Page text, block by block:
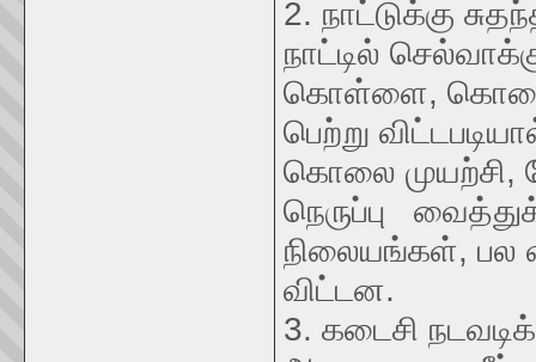
2. நாட்டுக்கு
நாட்டில்
கொள்ளை,
பெற்று
கொலை முயற்சி,
நெருப்பு
நிலையங்கள்,
விட்டன.
3. கடைசி